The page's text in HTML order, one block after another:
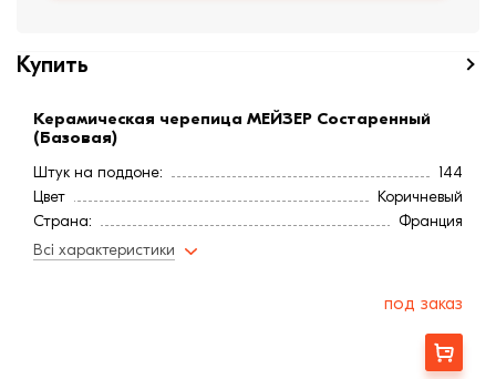
Купить
Керамическая черепица МЕЙЗЕР Состаренный
(Базовая)
Штук на поддоне:
144
Цвет
Коричневый
Страна:
Франция
Расход, шт/м²:
280
353
Всі характеристики
под заказ
Заказать